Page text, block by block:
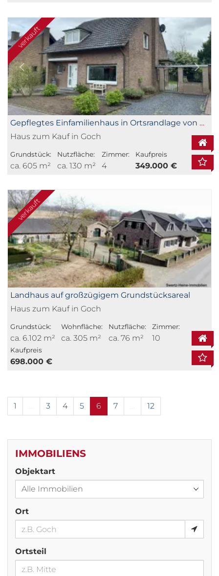
verkauft
Gepflegtes Einfamilienhaus in Ortsrandlage von Goch
Haus zum Kauf in Goch
Grundstück:
ca. 605 m²
Nutzfläche:
ca. 130 m²
Zimmer:
4
Kaufpreis
349.000 €
verkauft
Landhaus auf großzügigem Grundstücksareal
Haus zum Kauf in Goch
Grundstück:
ca. 6.102 m²
Wohnfläche:
ca. 305 m²
Nutzfläche:
ca. 76 m²
Zimmer:
10
Kaufpreis
698.000 €
1 … 3 4 5 6 7 … 12
IMMOBILIENS
Objektart
Ort
Ortsteil